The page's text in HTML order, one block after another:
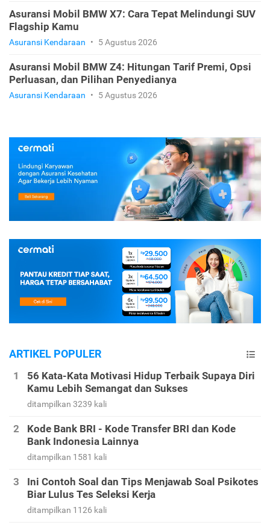
Asuransi Mobil BMW X7: Cara Tepat Melindungi SUV
Flagship Kamu
Asuransi Kendaraan • 5 Agustus 2026
Asuransi Mobil BMW Z4: Hitungan Tarif Premi, Opsi
Perluasan, dan Pilihan Penyedianya
Asuransi Kendaraan • 5 Agustus 2026
ARTIKEL POPULER
56 Kata-Kata Motivasi Hidup Terbaik Supaya Diri
Kamu Lebih Semangat dan Sukses
ditampilkan 3239 kali
Kode Bank BRI - Kode Transfer BRI dan Kode
Bank Indonesia Lainnya
ditampilkan 1581 kali
Ini Contoh Soal dan Tips Menjawab Soal Psikotes
Biar Lulus Tes Seleksi Kerja
ditampilkan 1126 kali